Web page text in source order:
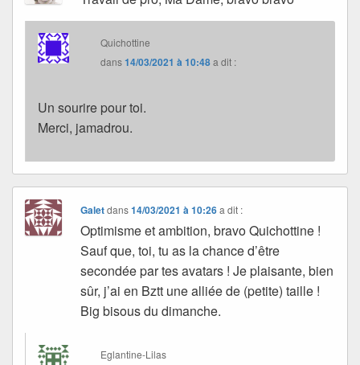
Quichottine
dans14/03/2021 à 10:48a dit :
Un sourire pour toi.
Merci, jamadrou.
Galetdans14/03/2021 à 10:26 a dit :
Optimisme et ambition, bravo Quichottine !
Sauf que, toi, tu as la chance d’être
secondée par tes avatars ! Je plaisante, bien
sûr, j’ai en Bztt une alliée de (petite) taille !
Big bisous du dimanche.
Eglantine-Lilas